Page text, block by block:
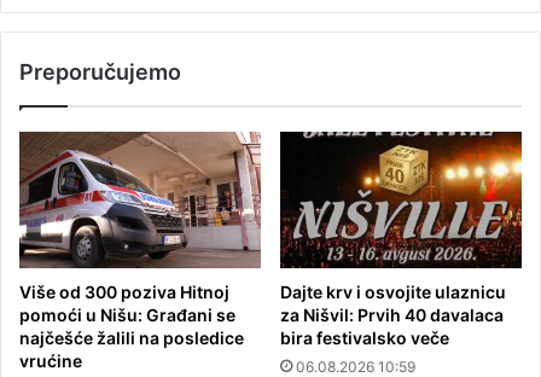
Preporučujemo
Više od 300 poziva Hitnoj
pomoći u Nišu: Građani se
najčešće žalili na posledice
vrućine
Dajte krv i osvojite ulaznicu
za Nišvil: Prvih 40 davalaca
bira festivalsko veče
06.08.2026 10:59